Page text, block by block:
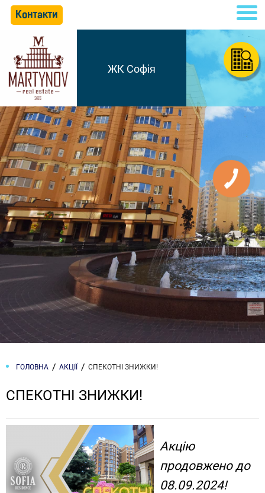
Контакти
ЖК Софія
ГОЛОВНА АКЦІЇ СПЕКОТНІ ЗНИЖКИ!
СПЕКОТНІ ЗНИЖКИ!
Акцію
продовжено до
08.09.2024!